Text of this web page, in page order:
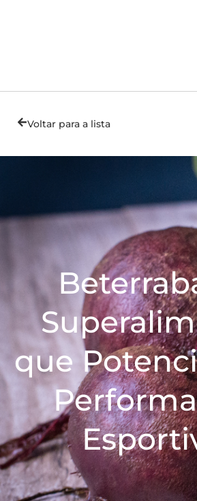
Voltar para a lista
que